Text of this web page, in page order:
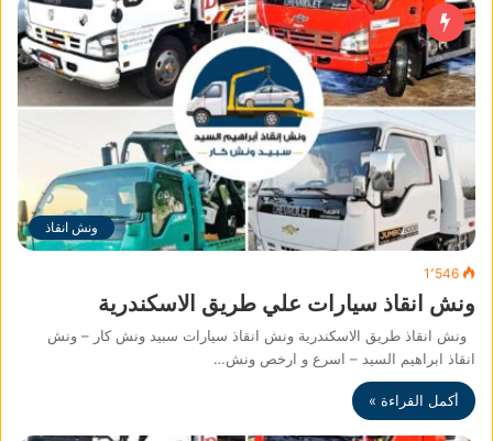
ونش انقاذ
1٬546
ونش انقاذ سيارات علي طريق الاسكندرية
ونش انقاذ طريق الاسكندرية ونش انقاذ سيارات سبيد ونش كار – ونش
انقاذ ابراهيم السيد – اسرع و ارخص ونش…
أكمل القراءة »